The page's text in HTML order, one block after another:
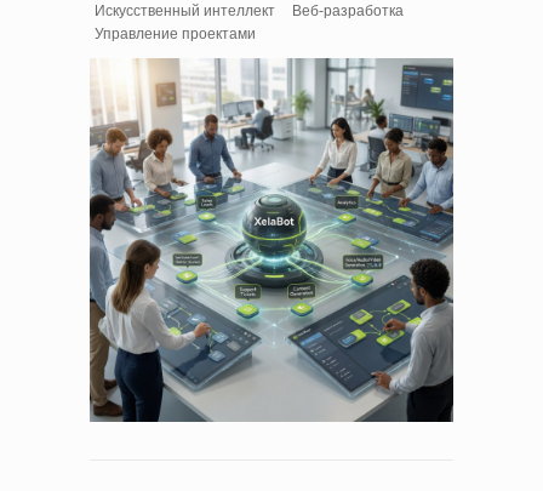
Искусственный интеллект
Веб-разработка
Управление проектами